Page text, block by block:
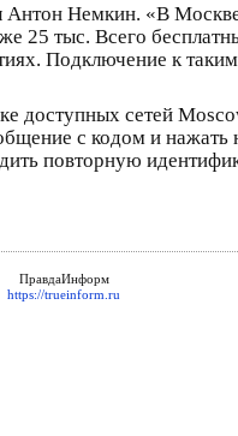
Немкин. «В
25 тыс. Всего
Подключение к
доступных сетей
с кодом и нажать
повторную
ПравдаИнформ
https://trueinform.ru